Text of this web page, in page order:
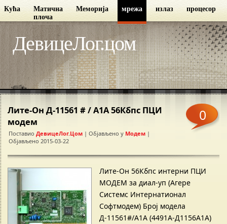
Кућа
Матична
плоча
Меморија мрежа излаз процесор
ДевицеЛог.цом
Лите-Он Д-11561 # / А1А 56Кбпс ПЦИ
модем
Поставио ДевицеЛог.цом | Објављено у Модем |
Објављено 2015-03-22
0
Лите-Он 56Кбпс интерни ПЦИ
МОДЕМ за диал-уп (Агере
Системс Интернатионал
Софтмодем) Број модела
Д-11561#/А1А (4491А-Д1156А1А)